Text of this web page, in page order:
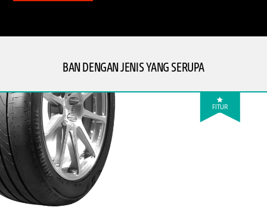
BAN DENGAN JENIS YANG SERUPA
FITUR